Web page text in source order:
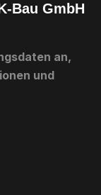
Bau GmbH
an,
und